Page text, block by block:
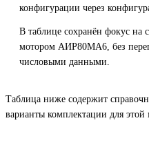
конфигурации через
В таблице сохранён фокус на
мотором АИР80MA6, без
числовыми данными.
Таблица ниже содержит
варианты комплектации для этой